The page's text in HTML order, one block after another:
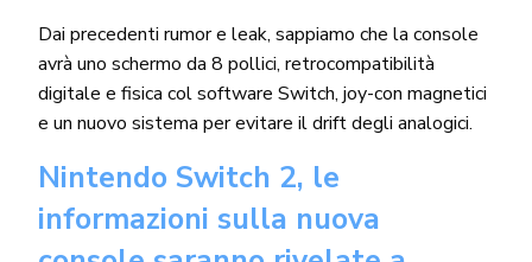
Dai precedenti rumor e leak, sappiamo che la console
avrà uno schermo da 8 pollici, retrocompatibilità
digitale e fisica col software Switch, joy-con magnetici
e un nuovo sistema per evitare il drift degli analogici.
Nintendo Switch 2, le
informazioni sulla nuova